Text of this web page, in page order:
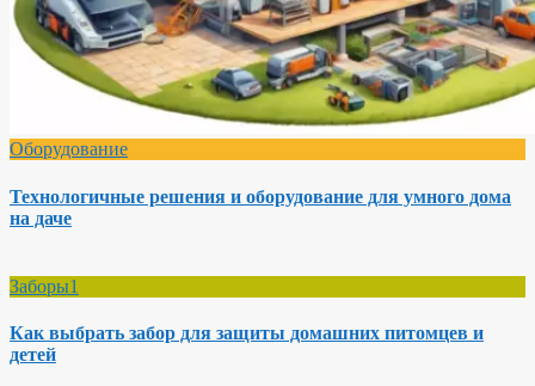
Оборудование
Технологичные решения и оборудование для умного дома
на даче
Заборы1
Как выбрать забор для защиты домашних питомцев и
детей